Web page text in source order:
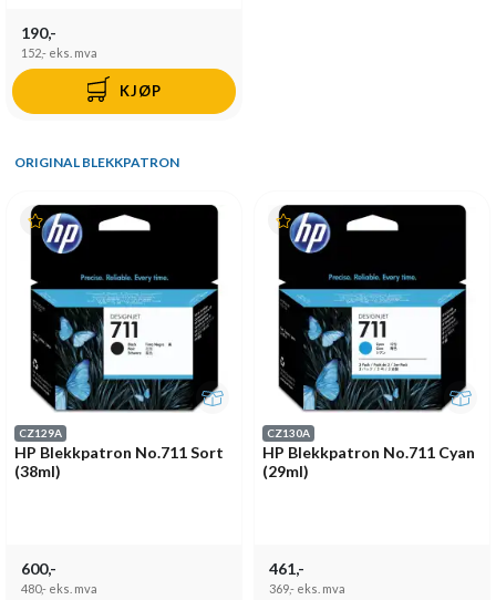
190,-
152,- eks. mva
KJØP
ORIGINAL BLEKKPATRON
CZ129A
HP Blekkpatron No.711 Sort
(38ml)
600,-
480,- eks. mva
CZ130A
HP Blekkpatron No.711 Cyan
(29ml)
461,-
369,- eks. mva